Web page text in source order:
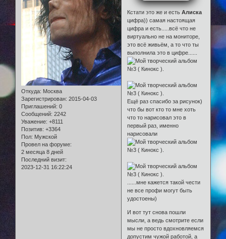
Откуда: Москва
Зарегистрирован: 2015-04-03
Приглашений: 0
Сообщений: 2242
Уважение: +8111
Позитив: +3364
Пол: Мужской
Провел на форуме:
2 месяца 8 дней
Последний визит:
2023-12-31 16:22:24
Кстати это же и естьАлиска
цифра)) самая настоящая
цифра и есть.....всё что не
виртуально не на мониторе,
это всё живьём, а то что ты
выполнила это в цифре......
Ещё раз спасибо за рисунок)
что бы вот кто то мне хоть
что то нарисовал это в
первый раз, именно
нарисовали
......мне кажется такой чести
не все профи могут быть
удостоены)
И вот тут снова пошли
мысли, а ведь смотрите если
мы не просто вдохновляемся
допустим чужой работой, а